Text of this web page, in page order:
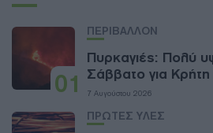
01
ΠΕΡΙΒΑΛΛΟΝ
Πυρκαγιές: Πολύ
Σάββατο για Κρήτη
7 Αυγούστου 2026
ΠΡΩΤΕΣ ΥΛΕΣ